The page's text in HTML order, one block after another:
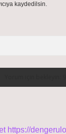
kaydedilsin.
https://